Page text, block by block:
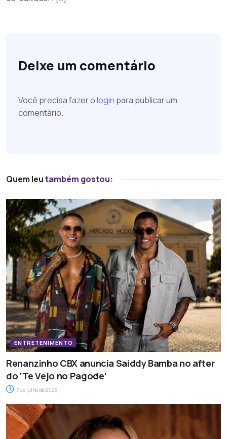
Deixe um comentário
Você precisa fazer ologin para publicar um
comentário.
Quem leutambém gostou:
ENTRETENIMENTO
Renanzinho CBX anuncia Saiddy Bamba no after
do ‘Te Vejo no Pagode’
7 de julho de 2026